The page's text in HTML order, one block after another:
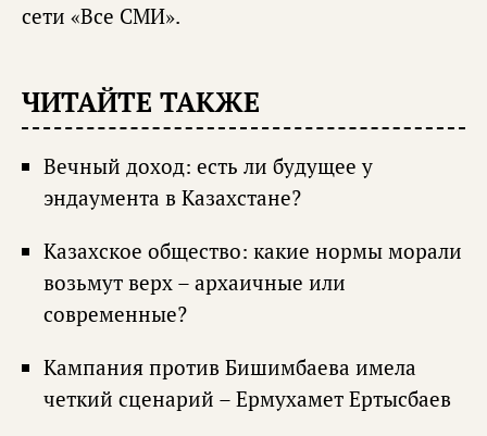
сети «Все СМИ».
ЧИТАЙТЕ ТАКЖЕ
Вечный доход: есть ли будущее у
эндаумента в Казахстане?
Казахское общество: какие нормы морали
возьмут верх – архаичные или
современные?
Кампания против Бишимбаева имела
четкий сценарий – Ермухамет Ертысбаев